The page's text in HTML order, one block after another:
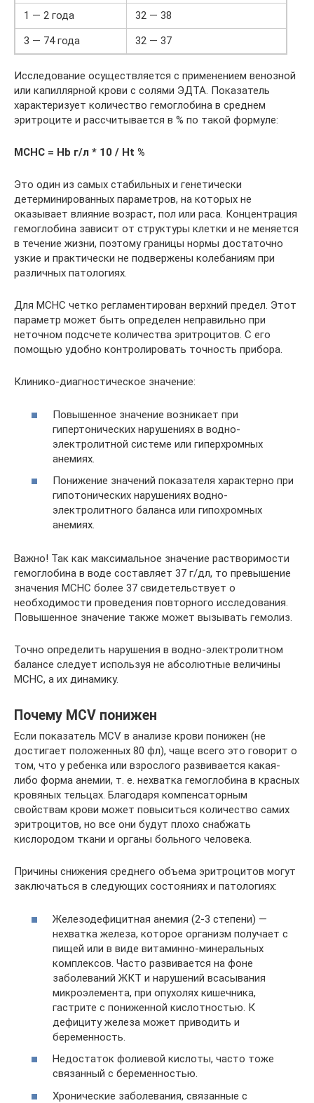
1 — 2 года
32 — 38
3 — 74 года
32 — 37
Исследование осуществляется с применением венозной
или капиллярной крови с солями ЭДТА. Показатель
характеризует количество гемоглобина в среднем
эритроците и рассчитывается в % по такой формуле:
MCHC = Hb г/л * 10 / Ht %
Это один из самых стабильных и генетически
детерминированных параметров, на которых не
оказывает влияние возраст, пол или раса. Концентрация
гемоглобина зависит от структуры клетки и не меняется
в течение жизни, поэтому границы нормы достаточно
узкие и практически не подвержены колебаниям при
различных патологиях.
Для MCHC четко регламентирован верхний предел. Этот
параметр может быть определен неправильно при
неточном подсчете количества эритроцитов. С его
помощью удобно контролировать точность прибора.
Клинико-диагностическое значение:
Повышенное значение возникает при
гипертонических нарушениях в водно-
электролитной системе или гиперхромных
анемиях.
Понижение значений показателя характерно при
гипотонических нарушениях водно-
электролитного баланса или гипохромных
анемиях.
Важно! Так как максимальное значение растворимости
гемоглобина в воде составляет 37 г/дл, то превышение
значения MCHC более 37 свидетельствует о
необходимости проведения повторного исследования.
Повышенное значение также может вызывать гемолиз.
Точно определить нарушения в водно-электролитном
балансе следует используя не абсолютные величины
MCHC, а их динамику.
Почему MCV понижен
Если показатель MCV в анализе крови понижен (не
достигает положенных 80 фл), чаще всего это говорит о
том, что у ребенка или взрослого развивается какая-
либо форма анемии, т. е. нехватка гемоглобина в красных
кровяных тельцах. Благодаря компенсаторным
свойствам крови может повыситься количество самих
эритроцитов, но все они будут плохо снабжать
кислородом ткани и органы больного человека.
Причины снижения среднего объема эритроцитов могут
заключаться в следующих состояниях и патологиях:
Железодефицитная анемия (2-3 степени) —
нехватка железа, которое организм получает с
пищей или в виде витаминно-минеральных
комплексов. Часто развивается на фоне
заболеваний ЖКТ и нарушений всасывания
микроэлемента, при опухолях кишечника,
гастрите с пониженной кислотностью. К
дефициту железа может приводить и
беременность.
Недостаток фолиевой кислоты, часто тоже
связанный с беременностью.
Хронические заболевания, связанные с